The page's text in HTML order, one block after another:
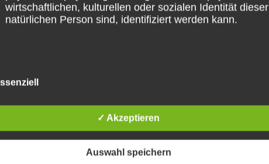
wirtschaftlichen, kulturellen oder sozialen Identität dieser
natürlichen Person sind, identifiziert werden kann.
natürliche Person, deren personenbezogene Daten von
dem für die Verarbeitung Verantwortlichen verarbeitet
werden.
✓ Akzeptieren
Auswahl speichern